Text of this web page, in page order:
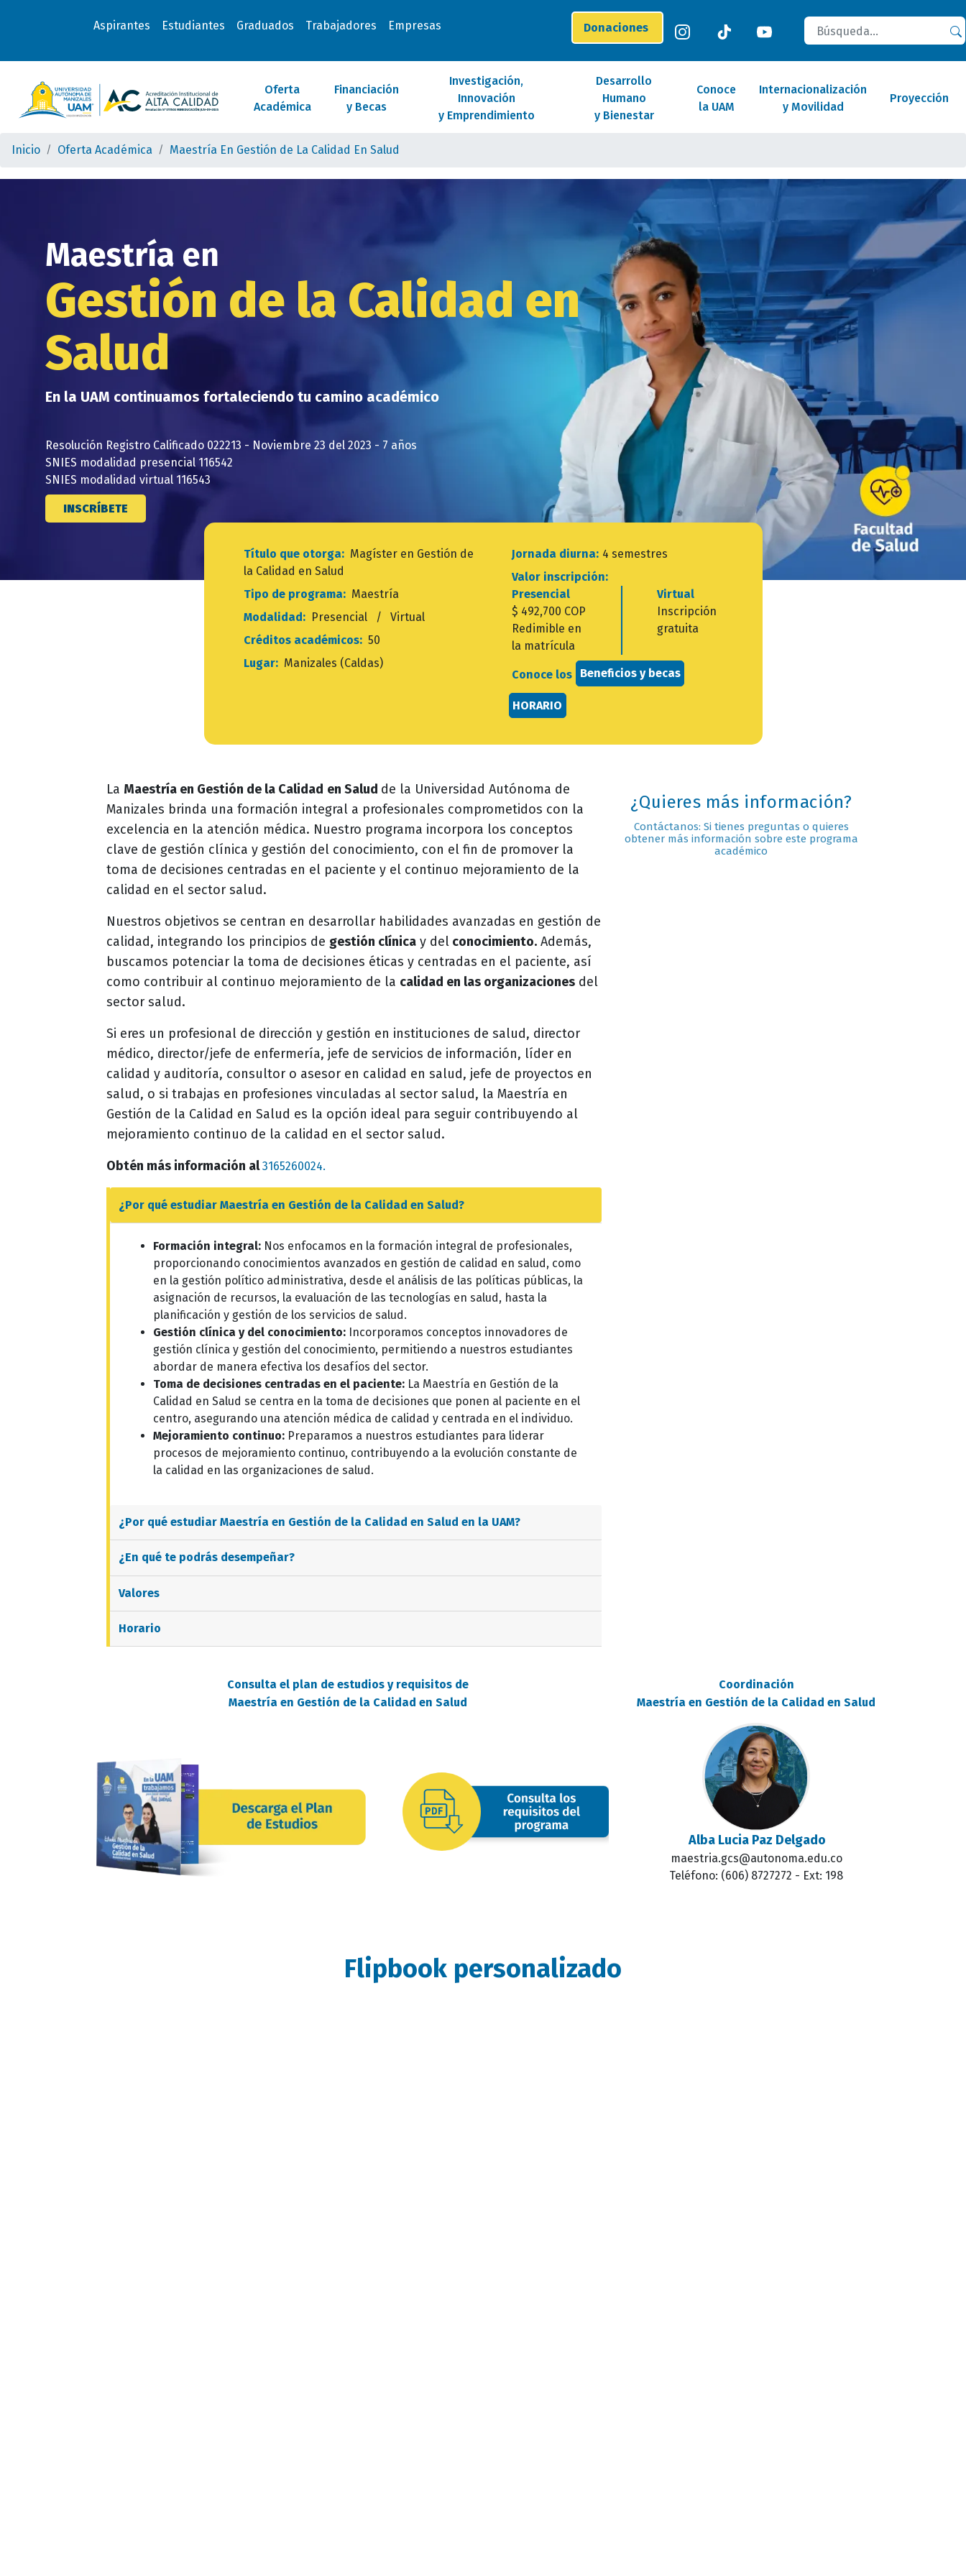
Aspirantes Estudiantes Graduados Trabajadores Empresas Donaciones
Buscar
Oferta
Académica
Financiación
y Becas
Investigación,
Innovación
y Emprendimiento
Desarrollo
Humano
y Bienestar
Conoce
la UAM
Internacionalización
y Movilidad
Proyección
Inicio Oferta Académica Maestría En Gestión de La Calidad En Salud
Maestría en
Gestión de la Calidad en
Salud
En la UAM continuamos fortaleciendo tu camino académico
Resolución Registro Calificado 022213 - Noviembre 23 del 2023 - 7 años
SNIES modalidad presencial 116542
SNIES modalidad virtual 116543
INSCRÍBETE
Título que otorga:Magíster en Gestión de
la Calidad en Salud
Tipo de programa:Maestría
Modalidad:Presencial / Virtual
Créditos académicos:50
Lugar:Manizales (Caldas)
Jornada diurna:4 semestres
Valor inscripción:
Presencial
$ 492,700 COP
Redimible en
la matrícula
Virtual
Inscripción
gratuita
Conoce los Beneficios y becas
HORARIO
La Maestría en Gestión de la Calidad en Salud de la Universidad Autónoma de
Manizales brinda una formación integral a profesionales comprometidos con la
excelencia en la atención médica. Nuestro programa incorpora los conceptos
clave de gestión clínica y gestión del conocimiento, con el fin de promover la
toma de decisiones centradas en el paciente y el continuo mejoramiento de la
calidad en el sector salud.
Nuestros objetivos se centran en desarrollar habilidades avanzadas en gestión de
calidad, integrando los principios de gestión clínica y del conocimiento. Además,
buscamos potenciar la toma de decisiones éticas y centradas en el paciente, así
como contribuir al continuo mejoramiento de la calidad en las organizaciones del
sector salud.
Si eres un profesional de dirección y gestión en instituciones de salud, director
médico, director/jefe de enfermería, jefe de servicios de información, líder en
calidad y auditoría, consultor o asesor en calidad en salud, jefe de proyectos en
salud, o si trabajas en profesiones vinculadas al sector salud, la Maestría en
Gestión de la Calidad en Salud es la opción ideal para seguir contribuyendo al
mejoramiento continuo de la calidad en el sector salud.
Obtén más información al3165260024.
¿Por qué estudiarMaestría en Gestión de la Calidad en Salud?
Formación integral: Nos enfocamos en la formación integral de profesionales,
proporcionando conocimientos avanzados en gestión de calidad en salud, como
en la gestión político administrativa, desde el análisis de las políticas públicas, la
asignación de recursos, la evaluación de las tecnologías en salud, hasta la
planificación y gestión de los servicios de salud.
Gestión clínica y del conocimiento: Incorporamos conceptos innovadores de
gestión clínica y gestión del conocimiento, permitiendo a nuestros estudiantes
abordar de manera efectiva los desafíos del sector.
Toma de decisiones centradas en el paciente: La Maestría en Gestión de la
Calidad en Salud se centra en la toma de decisiones que ponen al paciente en el
centro, asegurando una atención médica de calidad y centrada en el individuo.
Mejoramiento continuo: Preparamos a nuestros estudiantes para liderar
procesos de mejoramiento continuo, contribuyendo a la evolución constante de
la calidad en las organizaciones de salud.
¿Por qué estudiarMaestría en Gestión de la Calidad en Salud en la UAM?
¿En qué te podrás desempeñar?
Valores
Horario
¿Quieres más información?
Contáctanos: Si tienes preguntas o quieres
obtener más información sobre este programa
académico
Consulta el plan de estudios y requisitos de
Maestría en Gestión de la Calidad en Salud
image
Coordinación
Maestría en Gestión de la Calidad en Salud
Alba Lucia Paz Delgado
maestria.gcs@autonoma.edu.co
Teléfono: (606) 8727272 - Ext: 198
Flipbook personalizado